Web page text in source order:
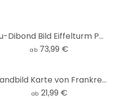
Alu-Dibond Bild Eiffelturm Perspektive
ab 73,99 €
Wandbild Karte von Frankreich - Rivers - Rund - Alu-Dibond
ab 21,99 €